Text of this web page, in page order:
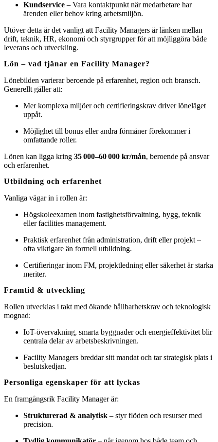
Kundservice – Vara kontaktpunkt när medarbetare har
ärenden eller behov kring arbetsmiljön.
Utöver detta är det vanligt att Facility Managers är länken mellan
drift, teknik, HR, ekonomi och styrgrupper för att möjliggöra både
leverans och utveckling.
Lön – vad tjänar en Facility Manager?
Lönebilden varierar beroende på erfarenhet, region och bransch.
Generellt gäller att:
Mer komplexa miljöer och certifieringskrav driver löneläget
uppåt.
Möjlighet till bonus eller andra förmåner förekommer i
omfattande roller.
Lönen kan ligga kring 35 000–60 000 kr/mån, beroende på ansvar
och erfarenhet.
Utbildning och erfarenhet
Vanliga vägar in i rollen är:
Högskoleexamen inom fastighetsförvaltning, bygg, teknik
eller facilities management.
Praktisk erfarenhet från administration, drift eller projekt –
ofta viktigare än formell utbildning.
Certifieringar inom FM, projektledning eller säkerhet är starka
meriter.
Framtid & utveckling
Rollen utvecklas i takt med ökande hållbarhetskrav och teknologisk
mognad:
IoT-övervakning, smarta byggnader och energieffektivitet blir
centrala delar av arbetsbeskrivningen.
Facility Managers breddar sitt mandat och tar strategisk plats i
beslutskedjan.
Personliga egenskaper för att lyckas
En framgångsrik Facility Manager är:
Strukturerad & analytisk – styr flöden och resurser med
precision.